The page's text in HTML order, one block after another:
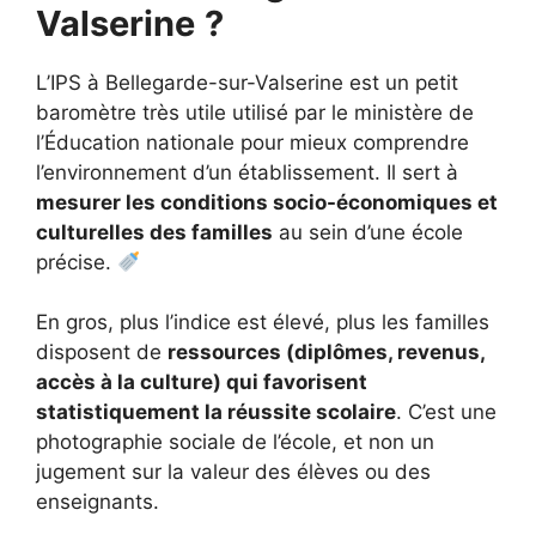
Valserine ?
L’IPS à Bellegarde-sur-Valserine est un petit
baromètre très utile utilisé par le ministère de
l’Éducation nationale pour mieux comprendre
l’environnement d’un établissement. Il sert à
mesurer les conditions socio-économiques et
culturelles des familles au sein d’une école
précise.
En gros, plus l’indice est élevé, plus les familles
disposent de ressources (diplômes, revenus,
accès à la culture) qui favorisent
statistiquement la réussite scolaire. C’est une
photographie sociale de l’école, et non un
jugement sur la valeur des élèves ou des
enseignants.